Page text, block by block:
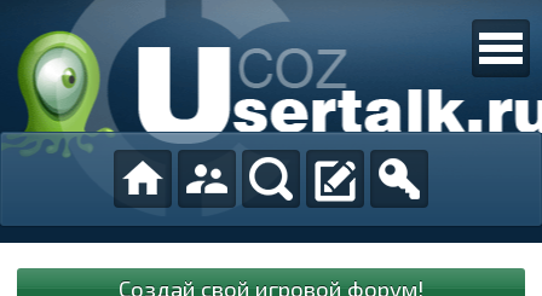
Создай свой игровой форум!